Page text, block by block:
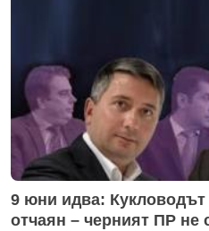
9 юни идва:
отчаян – черният ПР